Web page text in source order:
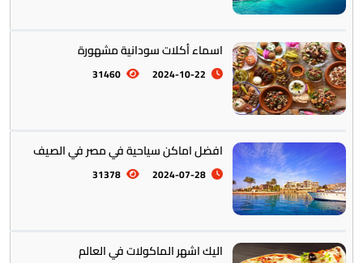
أستراليا || أوقيانوسيا
اسماء أكلات سودانية مشهورة
2024-10-22
31460
افضل اماكن سياحية في مصر في الصيف
2024-07-28
31378
اليك اشهر الماكولات في العالم